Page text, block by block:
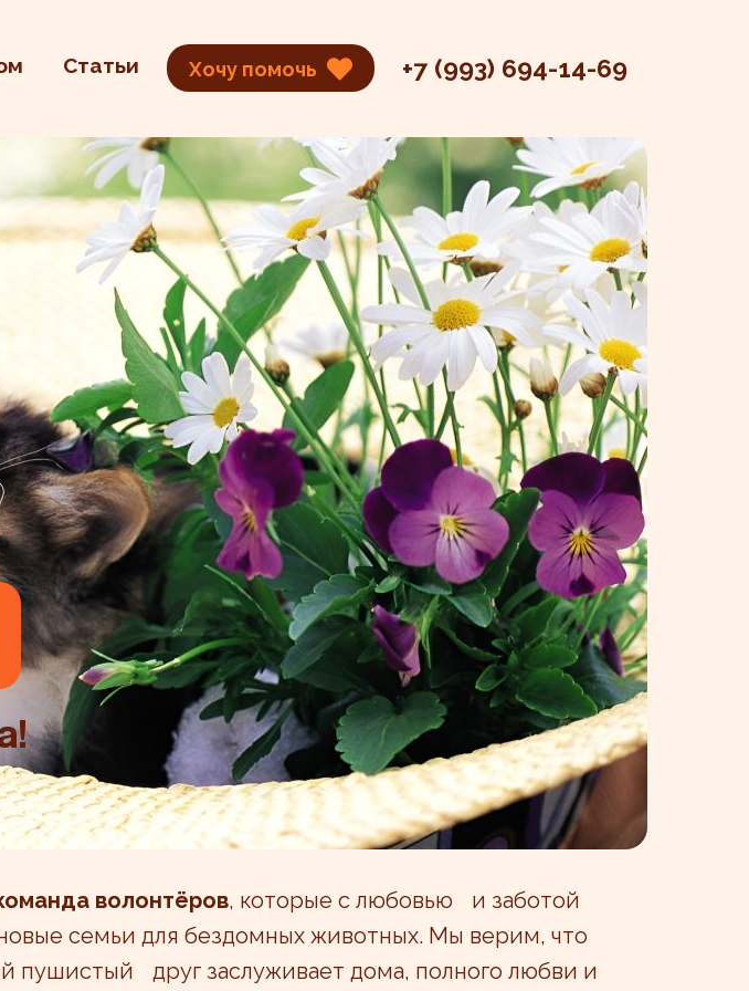
Статьи Хочу помочь +7 (993) 694-14-69
волонтёров, которые с любовью и заботой
семьи для бездомных животных. Мы верим, что
пушистый друг заслуживает дома, полного любви и